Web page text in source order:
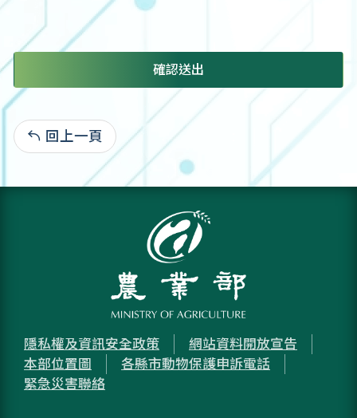
確認送出
回上一頁
隱私權及資訊安全政策
網站資料開放宣告
本部位置圖
各縣市動物保護申訴電話
緊急災害聯絡